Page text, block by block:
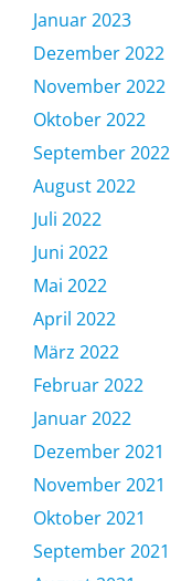
Januar 2023
Dezember 2022
November 2022
Oktober 2022
September 2022
August 2022
Juli 2022
Juni 2022
Mai 2022
April 2022
März 2022
Februar 2022
Januar 2022
Dezember 2021
November 2021
Oktober 2021
September 2021